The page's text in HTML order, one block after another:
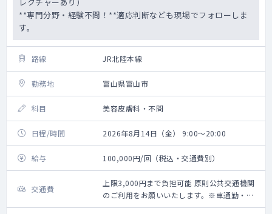
**専門分野・経験不問！**適応判断なども現場でフォローしま
す。
路線 JR北陸本線
勤務地 富山県富山市
科目 美容皮膚科・不問
日程/時間 2026年8月14日（金） 9:00～20:00
給与 100,000円/回（税込・交通費別）
交通費
上限3,000円まで負担可能 原則公共交通機関
のご利用をお願いいたします。※車通勤・タ
クシー利用要相談